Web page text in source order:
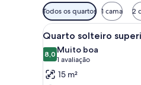
Filtros
disponíveis
para
os
quartos
Todos os quartos 1 cama 2
Carrega
todas
as
fotos
9
Quarto solteiro
8,08,0 de 10
Muito boa
1 avaliação
(1
avaliação)
15 m²